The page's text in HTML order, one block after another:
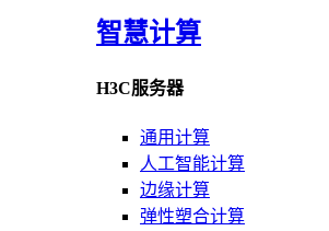
智慧计算
H3C服务器
通用计算
人工智能计算
边缘计算
弹性塑合计算